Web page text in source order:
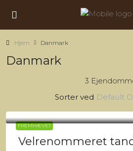
Hjem Danmark
Danmark
3
Sorter ved Default
FREMHÆVET
Velrenommeret